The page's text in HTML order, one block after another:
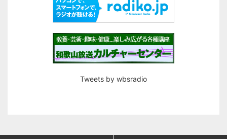
Tweets by wbsradio